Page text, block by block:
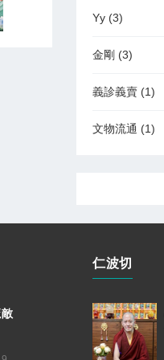
Yy (3)
金剛 (3)
義診義賣 (1)
文物流通 (1)
仁波切